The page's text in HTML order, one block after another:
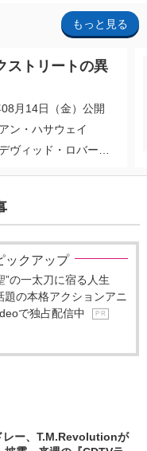
もっと見る
ストリートの異
月14日（金）公開
ン・ハサウェイ
ヴィッド・ロバー
ックアップ
”の一太刀に宿る人生
の本格アクションアニ
で独占配信中
P R
レー、T.M.Revolutionが